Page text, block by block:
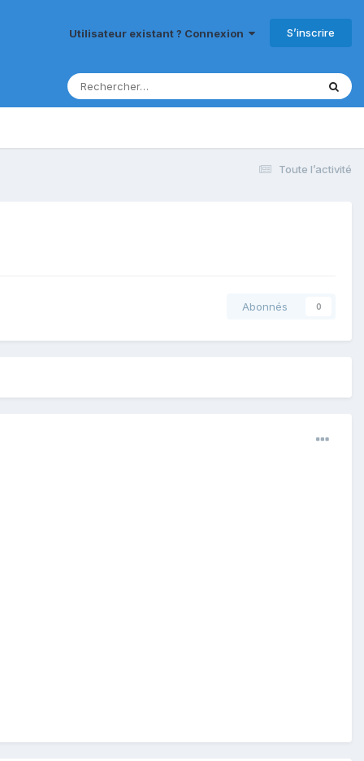
Utilisateur existant ? Connexion S’inscrire
Toute l’activité
Abonnés 0